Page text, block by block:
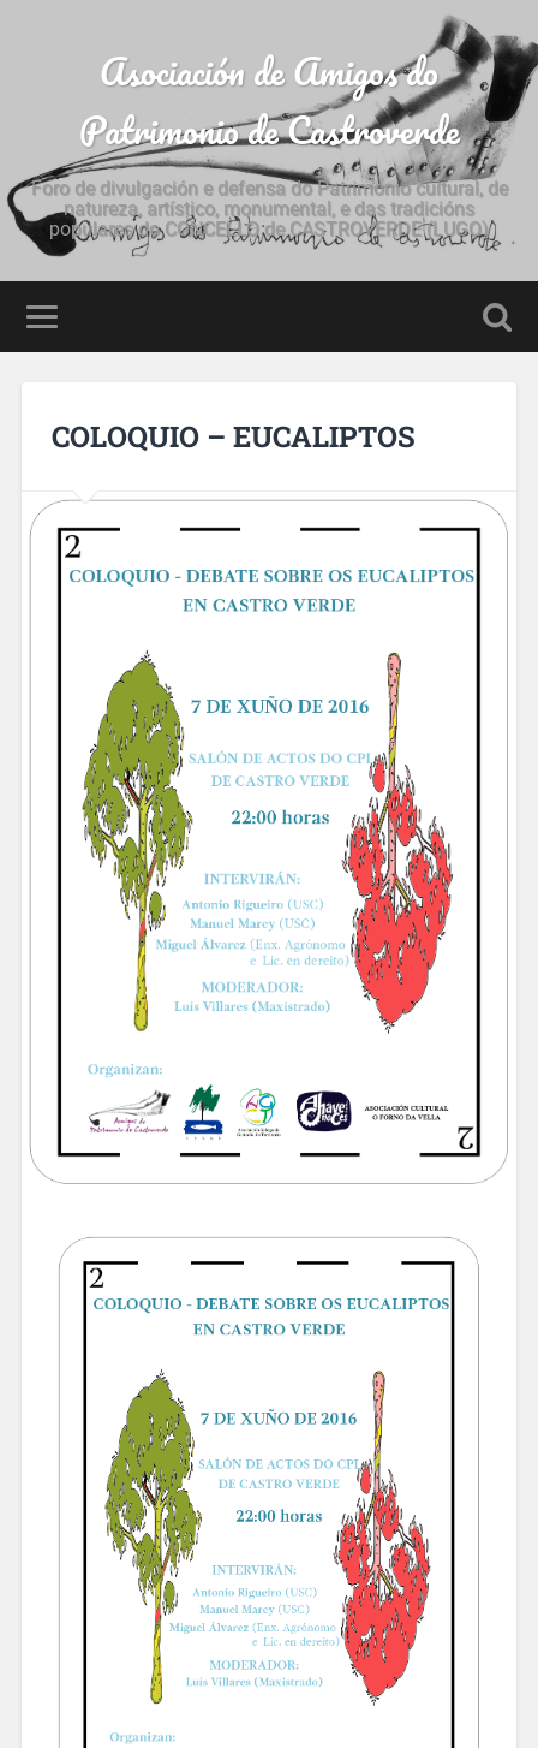
Asociación de Amigos do
Patrimonio de Castroverde
Foro de divulgación e defensa do Patrimonio cultural, de
natureza, artístico, monumental, e das tradicións
populares do CONCELLO de CASTROVERDE (LUGO)
COLOQUIO – EUCALIPTOS